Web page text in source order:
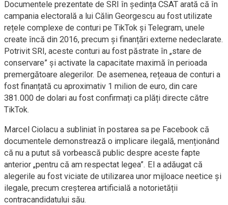
Documentele prezentate de SRI în ședința CSAT arată că în
campania electorală a lui Călin Georgescu au fost utilizate
rețele complexe de conturi pe TikTok și Telegram, unele
create încă din 2016, precum și finanțări externe nedeclarate.
Potrivit SRI, aceste conturi au fost păstrate în „stare de
conservare” și activate la capacitate maximă în perioada
premergătoare alegerilor. De asemenea, rețeaua de conturi a
fost finanțată cu aproximativ 1 milion de euro, din care
381.000 de dolari au fost confirmați ca plăți directe către
TikTok.
Marcel Ciolacu a subliniat în postarea sa pe Facebook că
documentele demonstrează o implicare ilegală, menționând
că nu a putut să vorbească public despre aceste fapte
anterior „pentru că am respectat legea”. El a adăugat că
alegerile au fost viciate de utilizarea unor mijloace neetice și
ilegale, precum creșterea artificială a notorietății
contracandidatului său.